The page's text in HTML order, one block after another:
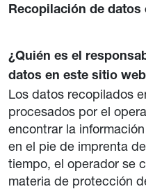
Recopilación de
¿Quién es el
datos en este sitio
Los datos recopilados
procesados por el
encontrar la
en el pie de imprenta
tiempo, el operador se
materia de protección